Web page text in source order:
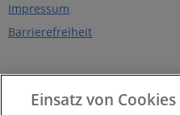
Impressum
Barrierefreiheit
Newsletter
Aktueller °Punktestand
Einsatz von Cookies